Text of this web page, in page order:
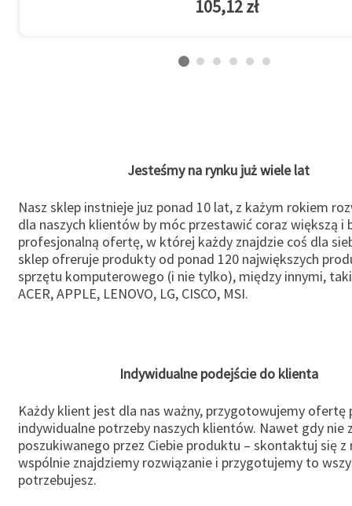
105,12 zł
Jesteśmy na rynku już wiele lat
Nasz sklep instnieje juz ponad 10 lat, z każym rokiem
dla naszych klientów by móc przestawić coraz większą i
profesjonalną ofertę, w której każdy znajdzie coś dla
sklep ofreruje produkty od ponad 120 największych
sprzętu komputerowego (i nie tylko), między innymi,
ACER, APPLE, LENOVO, LG, CISCO, MSI.
Indywidualne podejście do klienta
Każdy klient jest dla nas ważny, przygotowujemy ofertę
indywidualne potrzeby naszych klientów. Nawet gdy nie
poszukiwanego przez Ciebie produktu – skontaktuj się z
wspólnie znajdziemy rozwiązanie i przygotujemy to
potrzebujesz.